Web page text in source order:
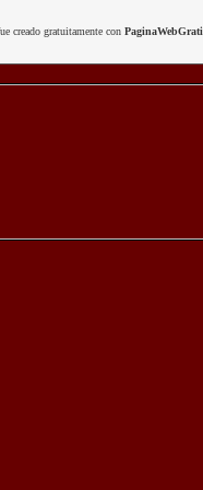
creado gratuitamente con